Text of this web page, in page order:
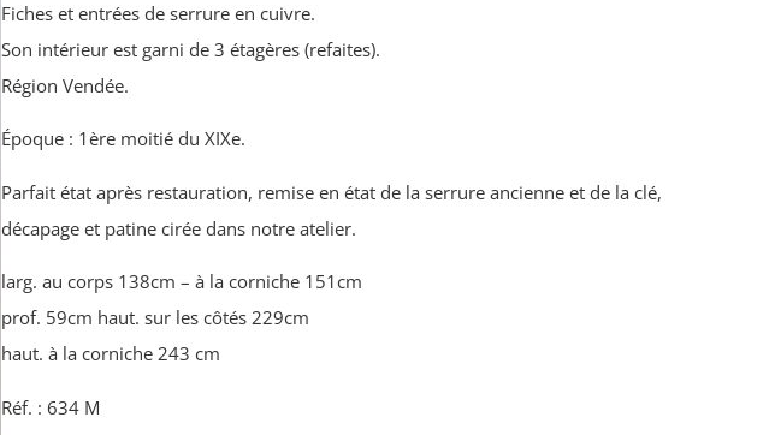
Fiches et entrées de serrure en cuivre.
Son intérieur est garni de 3 étagères (refaites).
Région Vendée.
Époque : 1ère moitié du XIXe.
Parfait état après restauration, remise en état de la serrure ancienne et de la clé,
décapage et patine cirée dans notre atelier.
larg. au corps 138cm – à la corniche 151cm
prof. 59cm haut. sur les côtés 229cm
haut. à la corniche 243 cm
Réf. : 634 M